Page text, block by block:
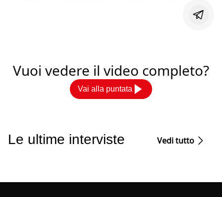
Vuoi vedere il video completo?
Vai alla puntata
Le ultime interviste Vedi tutto